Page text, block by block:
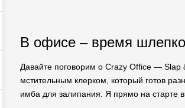
В офисе – время
Давайте поговорим о Crazy Office — Slap
мстительным клерком, который готов
имба для залипания. Я прямо на старте